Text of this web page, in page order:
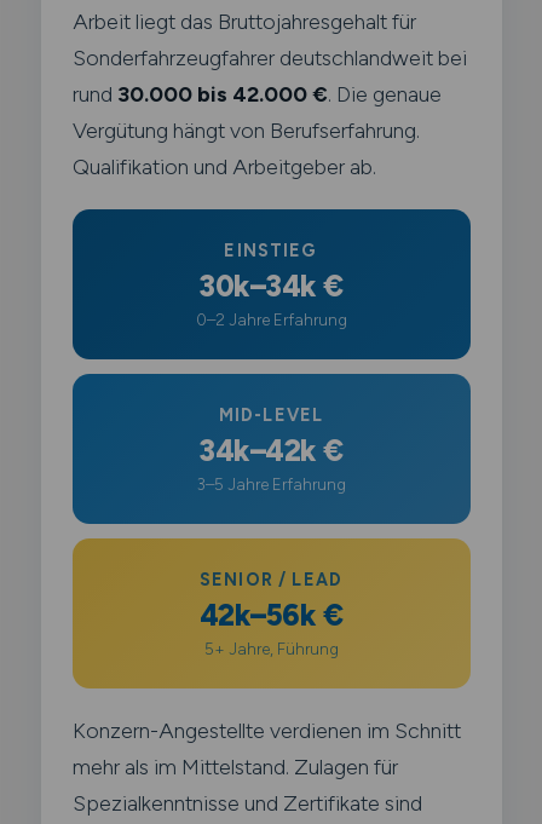
Arbeit liegt das Bruttojahresgehalt für
Sonderfahrzeugfahrer deutschlandweit bei
rund 30.000 bis 42.000 €. Die genaue
Vergütung hängt von Berufserfahrung.
Qualifikation und Arbeitgeber ab.
EINSTIEG
30k–34k €
0–2 Jahre Erfahrung
MID-LEVEL
34k–42k €
3–5 Jahre Erfahrung
SENIOR / LEAD
42k–56k €
5+ Jahre, Führung
Konzern-Angestellte verdienen im Schnitt
mehr als im Mittelstand. Zulagen für
Spezialkenntnisse und Zertifikate sind